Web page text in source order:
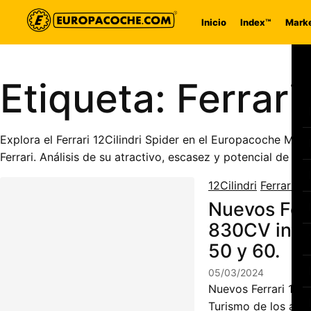
Saltar al contenido
Inicio Index™
Etiqueta:
Explora el Ferrari 12Cilindri Spider en el Europacoche
Ferrari. Análisis de su atractivo, escasez y potencial de
12Cilindri Ferrari
Nuevos
830CV
50 y 60.
05/03/2024
Nuevos Ferrari
Turismo de los